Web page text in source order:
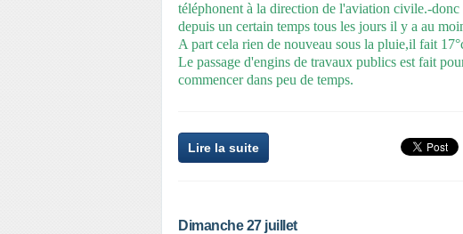
téléphonent à la direction de l'aviation civile.-
depuis un certain temps tous les jours il y a au
A part cela rien de nouveau sous la pluie,il fait
Le passage d'engins de travaux publics est fait
commencer dans peu de temps.
Lire la suite
Dimanche 27 juillet